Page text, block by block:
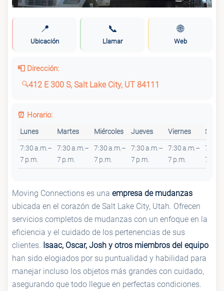
📍
Ubicación
📞
Llamar
🌐
Web
📮 Dirección:
412 E 300 S, Salt Lake City, UT 84111
⏰ Horario:
Lunes Martes Miércoles Jueves Viernes
7:30 a.m.–
7 p.m.
7:30 a.m.–
7 p.m.
7:30 a.m.–
7 p.m.
7:30 a.m.–
7 p.m.
7:30 a.m.–
7 p.m.
7:30
7 p.m.
Moving Connections es una empresa de mudanzas
ubicada en el corazón de Salt Lake City, Utah. Ofrecen
servicios completos de mudanzas con un enfoque en la
eficiencia y el cuidado de los pertenencias de sus
clientes. Isaac, Oscar, Josh y otros miembros del equipo
han sido elogiados por su puntualidad y habilidad para
manejar incluso los objetos más grandes con cuidado,
asegurando que todo llegue en perfectas condiciones.